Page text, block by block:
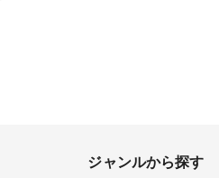
ジャンルから探す